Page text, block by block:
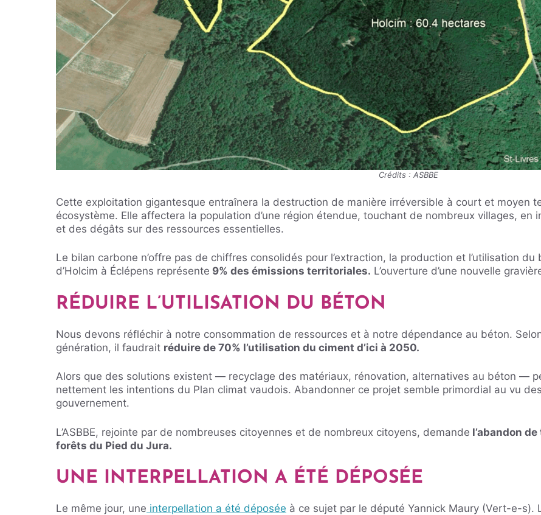
Crédits : ASBBE
Cette exploitation gigantesque entraînera la destruction de manière irréversible à court et moyen
écosystème. Elle affectera la population d’une région étendue, touchant de nombreux villages,
et des dégâts sur des ressources essentielles.
Le bilan carbone n’offre pas de chiffres consolidés pour l’extraction, la production et l’utilisation
d’Holcim à Éclépens représente 9% des émissions territoriales. L’ouverture d’une nouvelle
RÉDUIRE L’UTILISATION DU BÉTON
Nous devons réfléchir à notre consommation de ressources et à notre dépendance au béton.
génération, il faudrait réduire de 70% l’utilisation du ciment d’ici à 2050.
Alors que des solutions existent — recyclage des matériaux, rénovation, alternatives au béton —
nettement les intentions du Plan climat vaudois. Abandonner ce projet semble primordial au vu
gouvernement.
L’ASBBE, rejointe par de nombreuses citoyennes et de nombreux citoyens, demande l’abandon
forêts du Pied du Jura.
UNE INTERPELLATION A ÉTÉ DÉPOSÉE
Le même jour, une interpellation a été déposée à ce sujet par le député Yannick Maury (Vert-e-s).